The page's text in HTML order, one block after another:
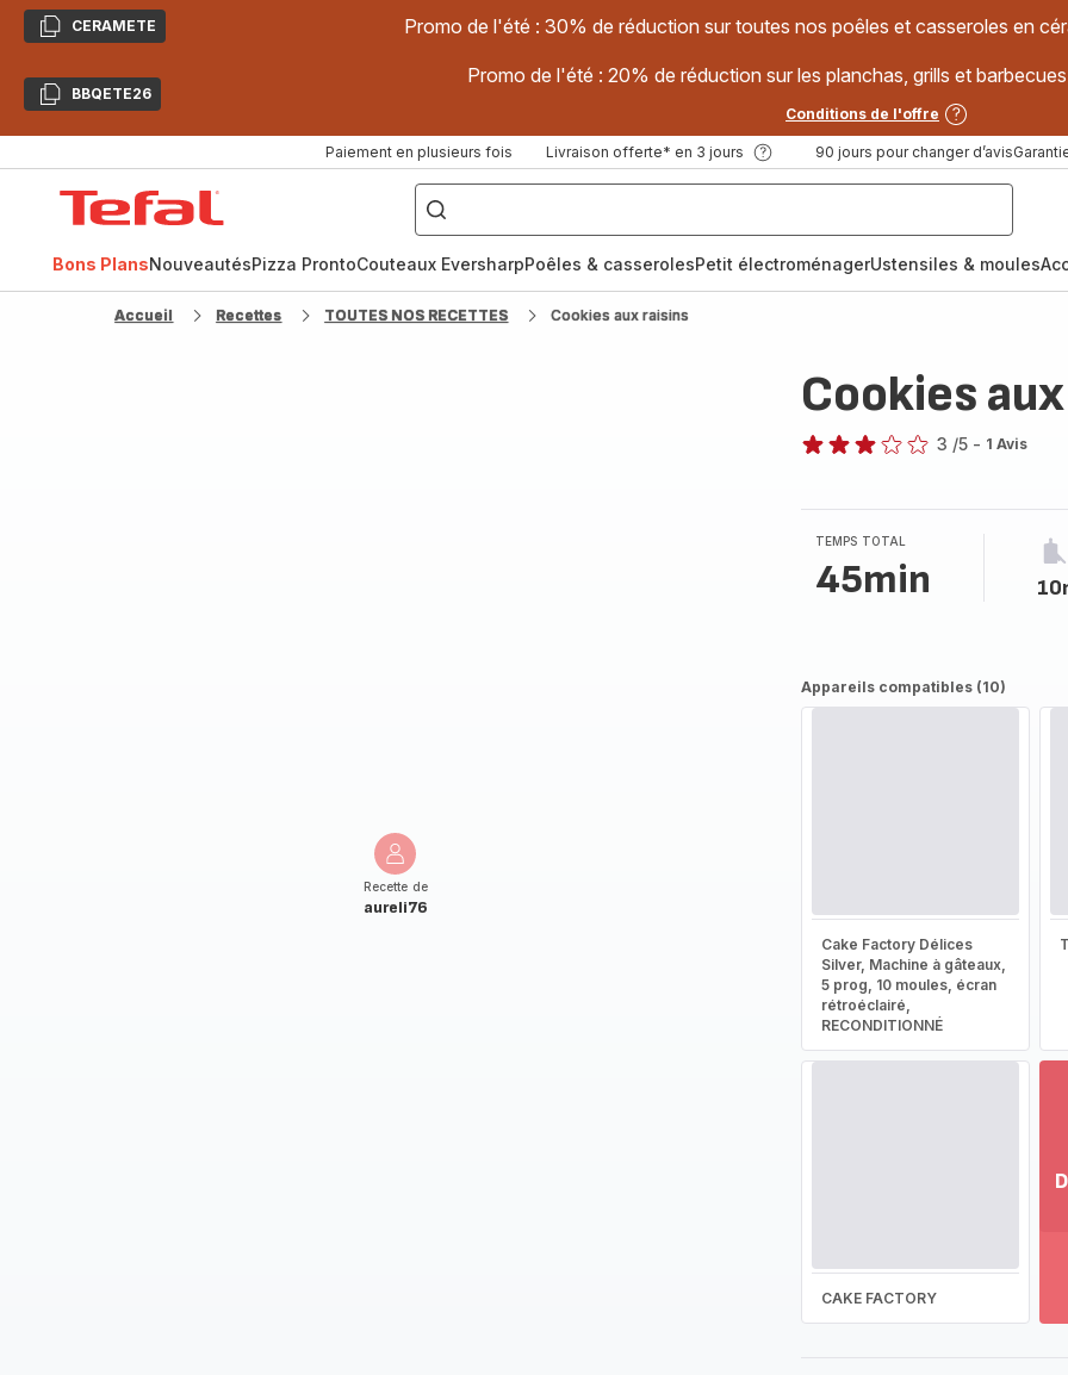
CopierCERAMETE Promo de l'été : 30% de réduction sur toutes nos poêles et casseroles en
CopierBBQETE26
Promo de l'été : 20% de réduction sur les planchas, grills et
Conditions de l'offre
Paiement en plusieurs fois Livraison offerte* en 3 jours 90 jours pour changer d’avis
["Poêles
inox,
Cake
Factory,
Bons PlansNouveautésPizza ProntoCouteaux EversharpPoêles & casserolesPetit électroménagerUstensiles & moules
Accueil Recettes TOUTES NOS RECETTES Cookies aux raisins
Recette de
aureli76
Cookies
étoiles
(moyenne)
3 /5 - 1 Avis
TEMPS TOTAL
45min
Appareils compatibles (10)
Cake Factory Délices
Silver, Machine à gâteaux,
5 prog, 10 moules, écran
rétroéclairé,
RECONDITIONNÉ
CAKE FACTORY
la